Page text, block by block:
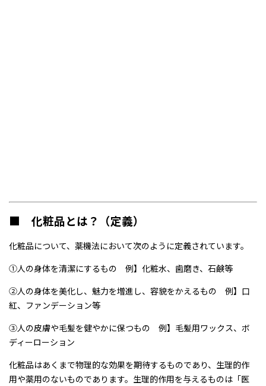
■ 化粧品とは？（定義）
化粧品について、薬機法において次のように定義されています。
①人の身体を清潔にするもの 例】化粧水、歯磨き、石鹸等
②人の身体を美化し、魅力を増進し、容貌をかえるもの 例】口
紅、ファンデーション等
③人の皮膚や毛髪を健やかに保つもの 例】毛髪用ワックス、ボ
ディーローション
化粧品はあくまで物理的な効果を期待するものであり、生理的作
用や薬用のないものであります。生理的作用を与えるものは「医